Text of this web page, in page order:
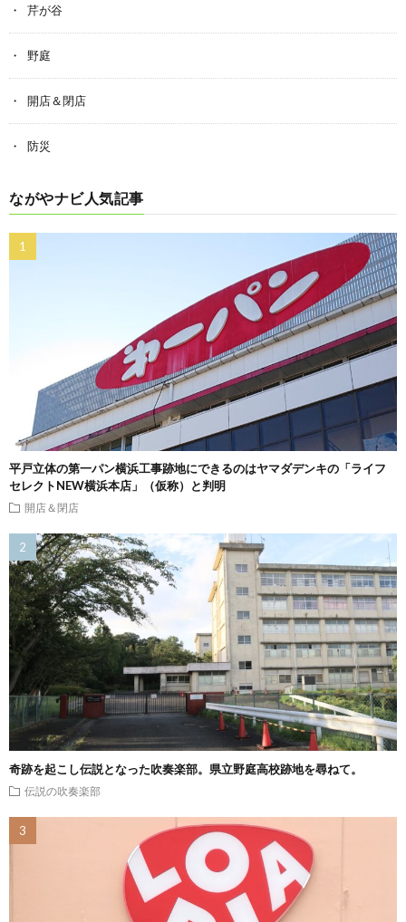
芹が谷
野庭
開店＆閉店
防災
ながやナビ人気記事
平戸立体の第一パン横浜工事跡地にできるのはヤマダデンキの「ライフ
セレクトNEW横浜本店」（仮称）と判明
開店＆閉店
奇跡を起こし伝説となった吹奏楽部。県立野庭高校跡地を尋ねて。
伝説の吹奏楽部